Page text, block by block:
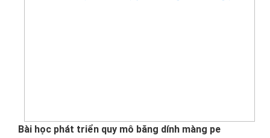
Bài học phát triển quy mô băng dính màng pe